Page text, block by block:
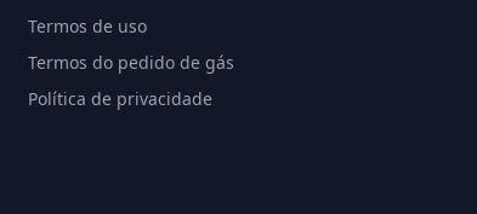
Termos de uso
Termos do pedido de gás
Política de privacidade